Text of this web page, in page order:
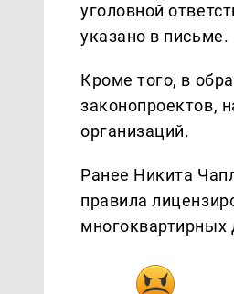
уголовной
указано в письме.
Кроме того, в
законопроектов,
организаций.
Ранее Никита
правила
многоквартирных